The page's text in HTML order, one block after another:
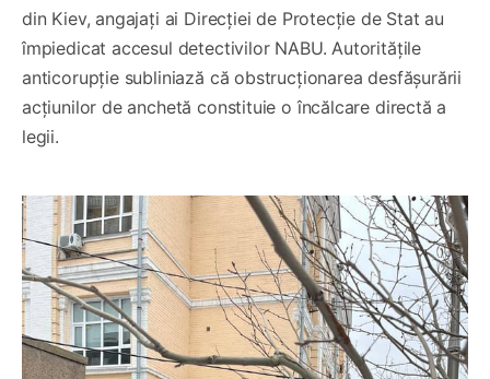
din Kiev, angajați ai Direcției de Protecție de Stat au
împiedicat accesul detectivilor NABU. Autoritățile
anticorupție subliniază că obstrucționarea desfășurării
acțiunilor de anchetă constituie o încălcare directă a
legii.